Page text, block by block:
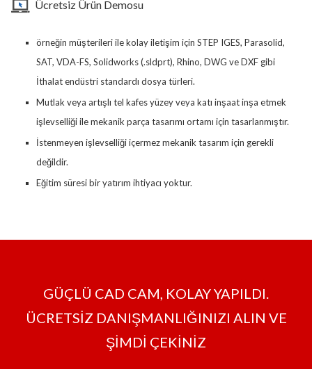
Ücretsiz Ürün Demosu
örneğin müşterileri ile kolay iletişim için STEP IGES, Parasolid,
SAT, VDA-FS, Solidworks (.sldprt), Rhino, DWG ve DXF gibi
İthalat endüstri standardı dosya türleri.
Mutlak veya artışlı tel kafes yüzey veya katı inşaat inşa etmek
işlevselliği ile mekanik parça tasarımı ortamı için tasarlanmıştır.
İstenmeyen işlevselliği içermez mekanik tasarım için gerekli
değildir.
Eğitim süresi bir yatırım ihtiyacı yoktur.
GÜÇLÜ CAD CAM, KOLAY YAPILDI.
ÜCRETSİZ DANIŞMANLIĞINIZI ALIN VE
ŞİMDİ ÇEKİNİZ